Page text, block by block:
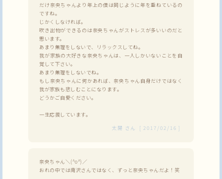
だけ奈央ちゃんより年上の僕は同じように年を重ねているの
ですね。
じかくしなければ。
吹き出物ができるのは奈央ちゃんがストレスが多いいのだと
思います。
あまり無理をしないで、リラックスしてね。
我が家族の大好きな奈央ちゃんは、一人しかいないことを自
覚して下さい。
あまり無理をしないでね。
もし奈央ちゃんに何かあれば、奈央ちゃん自身だけではなく
我が家族も悲しむことになります。
どうかご自愛ください。
一生応援しています。
太陽 さん [ 2017/02/16 ]
奈央ちゃん＼(^o^)／
おれの中では南沢さんではなく、ずっと奈央ちゃんだよ！笑